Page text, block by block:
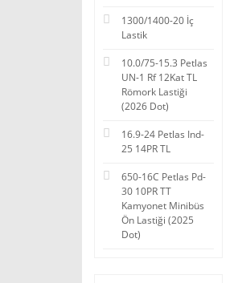
1300/1400-20 İç
Lastik
10.0/75-15.3 Petlas
UN-1 Rf 12Kat TL
Römork Lastiği
(2026 Dot)
16.9-24 Petlas Ind-
25 14PR TL
650-16C Petlas Pd-
30 10PR TT
Kamyonet Minibüs
Ön Lastiği (2025
Dot)